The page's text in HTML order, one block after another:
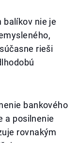
balíkov nie je
rieši
bankového
a posilnenie
rovnakým